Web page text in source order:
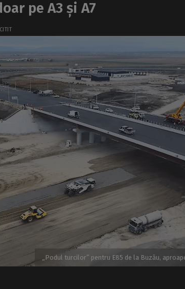
pe A3 și A7
„Podul turcilor” pentru E85 de la Buzău,